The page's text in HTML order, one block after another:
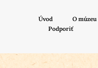
Úvod O múzeu
Podporiť